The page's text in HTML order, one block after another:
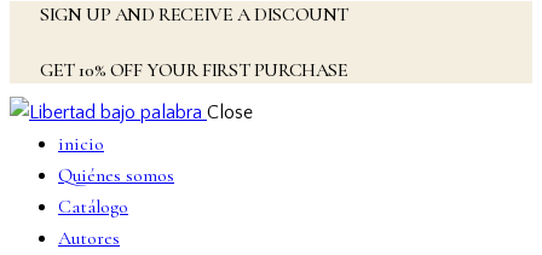
SIGN UP AND RECEIVE A DISCOUNT
GET 10% OFF YOUR FIRST PURCHASE
Close
inicio
Quiénes somos
Catálogo
Autores